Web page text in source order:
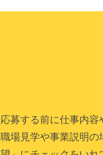
応募する前に仕事内
職場見学や事業説明